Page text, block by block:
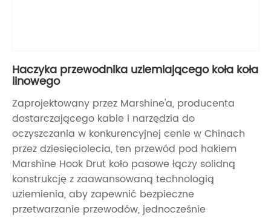
Haczyka przewodnika uziemiającego koła koła
linowego
Zaprojektowany przez Marshine'a, producenta
dostarczającego kable i narzędzia do
oczyszczania w konkurencyjnej cenie w Chinach
przez dziesięciolecia, ten przewód pod hakiem
Marshine Hook Drut koło pasowe łączy solidną
konstrukcję z zaawansowaną technologią
uziemienia, aby zapewnić bezpieczne
przetwarzanie przewodów, jednocześnie